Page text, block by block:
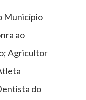
Município
ao
Agricultor
do